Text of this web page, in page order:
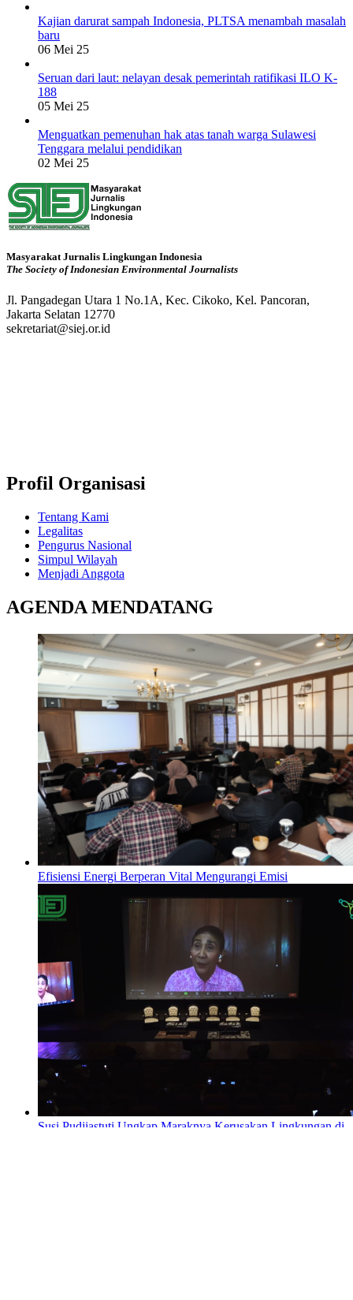
Kajian darurat sampah Indonesia, PLTSA menambah masalah
baru
06 Mei 25
Seruan dari laut: nelayan desak pemerintah ratifikasi ILO K-
188
05 Mei 25
Menguatkan pemenuhan hak atas tanah warga Sulawesi
Tenggara melalui pendidikan
02 Mei 25
Masyarakat Jurnalis Lingkungan Indonesia
The Society of Indonesian Environmental Journalists
Jl. Pangadegan Utara 1 No.1A, Kec. Cikoko, Kel. Pancoran,
Jakarta Selatan 12770
sekretariat@siej.or.id
Profil Organisasi
Tentang Kami
Legalitas
Pengurus Nasional
Simpul Wilayah
Menjadi Anggota
AGENDA MENDATANG
Efisiensi Energi Berperan Vital Mengurangi Emisi
Susi Pudjiastuti Ungkap Maraknya Kerusakan Lingkungan di